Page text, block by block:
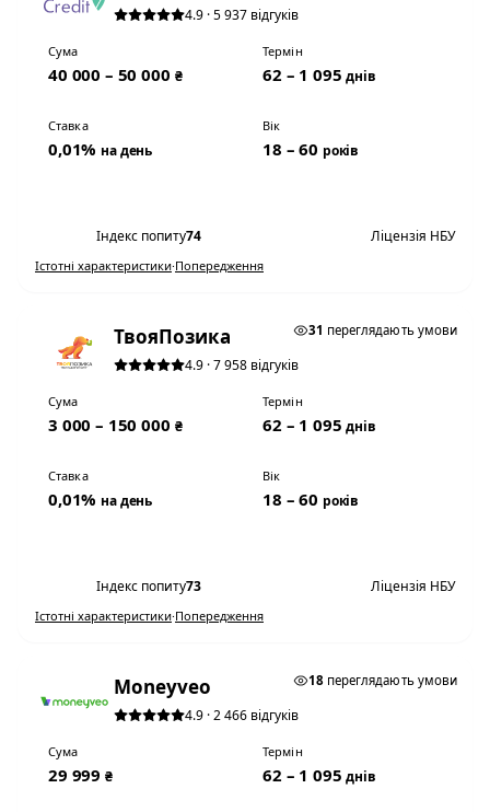
4.9 · 5 937 відгуків
Сума
40 000 – 50 000 ₴
Термін
62 – 1 095днів
Ставка
0,01% на день
Вік
18 – 60 років
Індекс попиту74 Ліцензія НБУ
Істотні характеристики·Попередження
31 переглядають умови
ТвояПозика
4.9 · 7 958 відгуків
Сума
3 000 – 150 000 ₴
Термін
62 – 1 095днів
Ставка
0,01% на день
Вік
18 – 60 років
Індекс попиту73 Ліцензія НБУ
Істотні характеристики·Попередження
18переглядають умови
Moneyveo
4.9 · 2 466 відгуків
Сума
29 999 ₴
Термін
62 – 1 095днів